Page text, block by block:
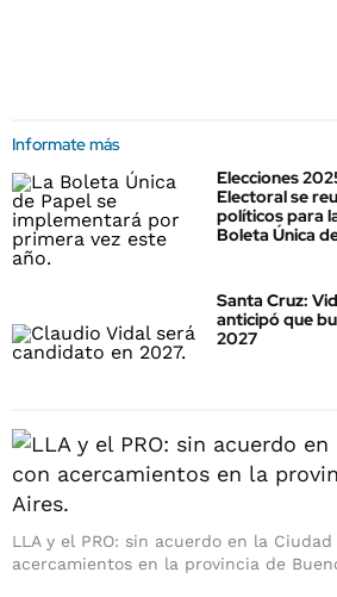
Informate más
Elecciones
Electoral se
políticos para
Boleta Única
Santa Cruz:
anticipó que
2027
LLA y el PRO: sin acuerdo en la
acercamientos en la provincia de